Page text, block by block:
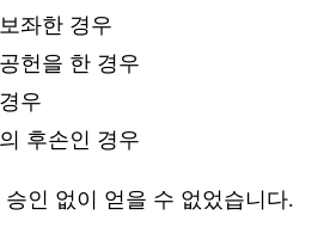
좌한 경우
헌을 한 경우
우
후손인 경우
인 없이 얻을 수 없었습니다.